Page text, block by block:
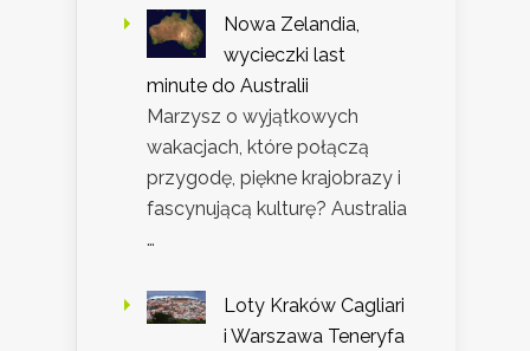
Nowa Zelandia,
wycieczki last
minute do Australii
Marzysz o wyjątkowych
wakacjach, które połączą
przygodę, piękne krajobrazy i
fascynującą kulturę? Australia
…
Loty Kraków Cagliari
i Warszawa Teneryfa